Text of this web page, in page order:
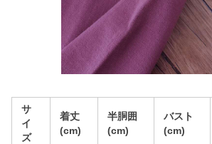
サ
イ
ズ
着丈
(cm)
半胴囲
(cm)
バスト
(cm)